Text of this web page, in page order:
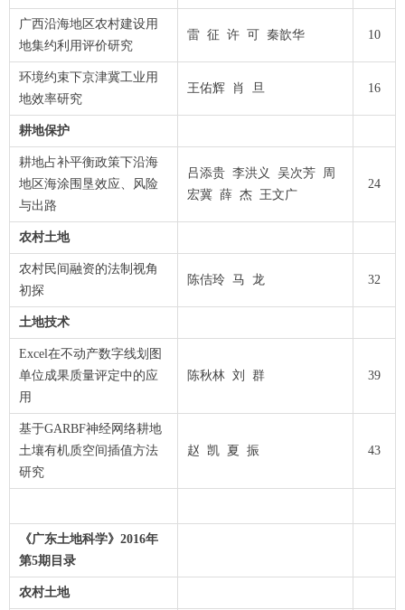
广西沿海地区农村建设用
地集约利用评价研究
雷 征 许 可 秦歆华 10
环境约束下京津冀工业用
地效率研究
王佑辉 肖 旦 16
耕地保护
耕地占补平衡政策下沿海
地区海涂围垦效应、风险
与出路
吕添贵 李洪义 吴次芳 周
宏冀 薛 杰 王文广
24
农村土地
农村民间融资的法制视角
初探
陈佶玲 马 龙 32
土地技术
Excel在不动产数字线划图
单位成果质量评定中的应
用
陈秋林 刘 群 39
基于GARBF神经网络耕地
土壤有机质空间插值方法
研究
赵 凯 夏 振 43
《广东土地科学》2016年
第5期目录
农村土地